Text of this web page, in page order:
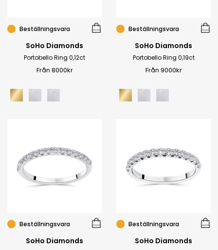
Beställningsvara
SoHo Diamonds
Portobello Ring 0,12ct
Från 8000kr
Beställningsvara
SoHo Diamonds
Portobello Ring 0,19ct
Från 9000kr
Beställningsvara
SoHo Diamonds
Beställningsvara
SoHo Diamonds